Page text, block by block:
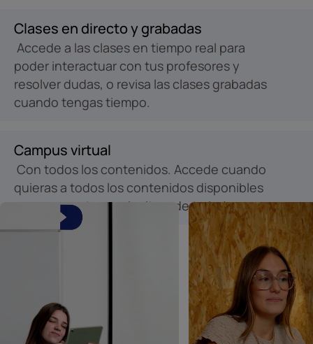
Clases en directo y grabadas
Accede a las clases en tiempo real para
poder interactuar con tus profesores y
resolver dudas, o revisa las clases grabadas
cuando tengas tiempo.
Campus virtual
Con todos los contenidos. Accede cuando
quieras a todos los contenidos disponibles
para marcar tu propio ritmo de trabajo.